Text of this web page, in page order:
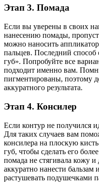
Этап 3. Помада
Если вы уверены в своих
нанесению помады,
можно наносить
пальцев. Последний способ
губ». Попробуйте все
подходит именно вам.
пигментированы, поэтому
аккуратного результата.
Этап 4. Консилер
Если контур не получился
Для таких случаев вам
консилера на плоскую
губ, чтобы сделать его
помада не стягивала кожу
аккуратно нанести бальзам
растушевать подушечками